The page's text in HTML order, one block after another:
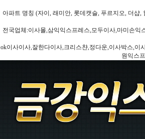
아파트 명칭 (자이, 래미안, 롯데캣슬, 푸르지오, 더샵
전국업체:이사몰,삼익익스프레스,모두이사,마미손
ok이사이사,잘한다이사,크리스챤,정다운,이사박스,이
원익스